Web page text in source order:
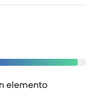
elemento